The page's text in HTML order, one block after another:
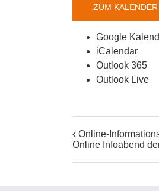
ZUM
Google
iCalendar
Outlook 365
Outlook Live
Online-
Online Infoabend